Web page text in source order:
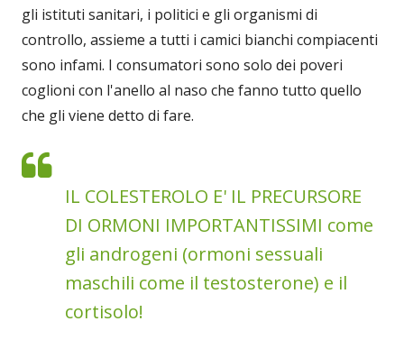
gli istituti sanitari, i politici e gli organismi di
controllo, assieme a tutti i camici bianchi compiacenti
sono infami. I consumatori sono solo dei poveri
coglioni con l'anello al naso che fanno tutto quello
che gli viene detto di fare.
IL COLESTEROLO E' IL PRECURSORE
DI ORMONI IMPORTANTISSIMI come
gli androgeni (ormoni sessuali
maschili come il testosterone) e il
cortisolo!